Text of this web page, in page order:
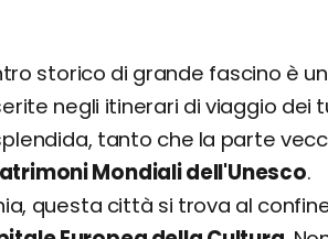
storico di grande fascino è
negli itinerari di viaggio dei
tanto che la parte
Mondiali dell'Unesco.
questa città si trova al